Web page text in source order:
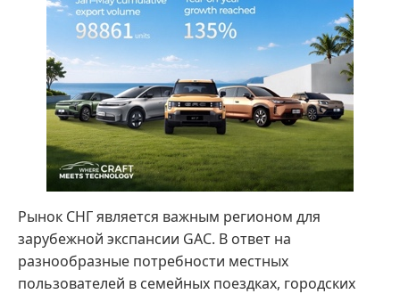
Рынок СНГ является важным регионом для
зарубежной экспансии GAC. В ответ на
разнообразные потребности местных
пользователей в семейных поездках, городских